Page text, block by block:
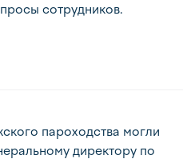
сотрудников.
пароходства могли
директору по